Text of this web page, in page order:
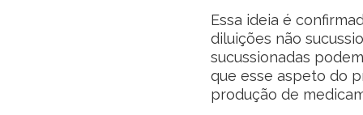
Essa ideia é
diluições não
sucussionadas
que esse aspeto do
produção de